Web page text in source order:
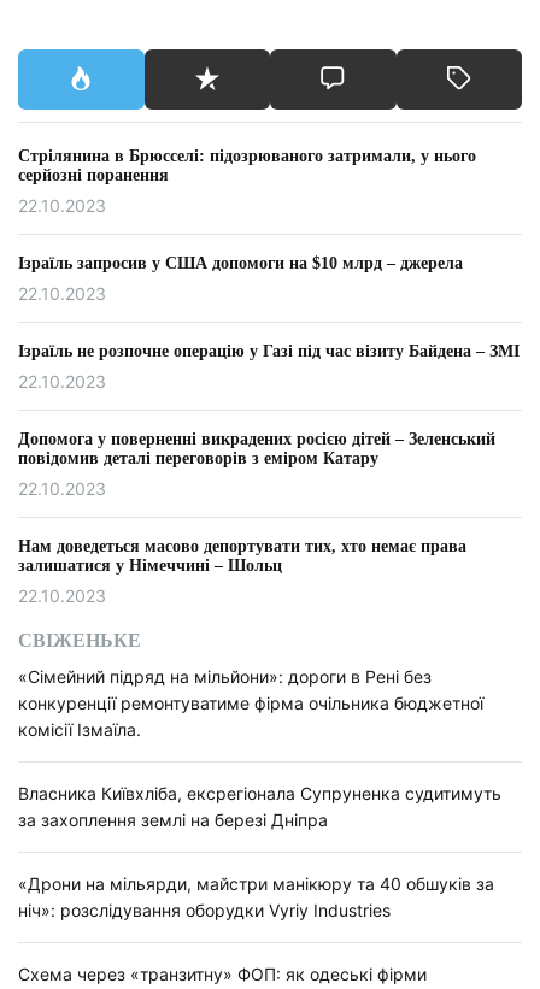
Стрілянина в Брюсселі: підозрюваного затримали, у нього
серйозні поранення
22.10.2023
Ізраїль запросив у США допомоги на $10 млрд – джерела
22.10.2023
Ізраїль не розпочне операцію у Газі під час візиту Байдена – ЗМІ
22.10.2023
Допомога у поверненні викрадених росією дітей – Зеленський
повідомив деталі переговорів з еміром Катару
22.10.2023
Нам доведеться масово депортувати тих, хто немає права
залишатися у Німеччині – Шольц
22.10.2023
СВІЖЕНЬКЕ
«Сімейний підряд на мільйони»: дороги в Рені без
конкуренції ремонтуватиме фірма очільника бюджетної
комісії Ізмаїла.
Власника Київхліба, ексрегіонала Супруненка судитимуть
за захоплення землі на березі Дніпра
«Дрони на мільярди, майстри манікюру та 40 обшуків за
ніч»: розслідування оборудки Vyriy Industries
Схема через «транзитну» ФОП: як одеські фірми